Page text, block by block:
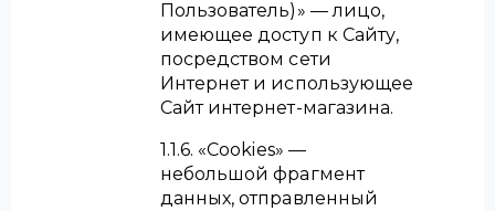
Пользователь)» — лицо,
имеющее доступ к Сайту,
посредством сети
Интернет и использующее
Сайт интернет-магазина.
1.1.6. «Cookies» —
небольшой фрагмент
данных, отправленный